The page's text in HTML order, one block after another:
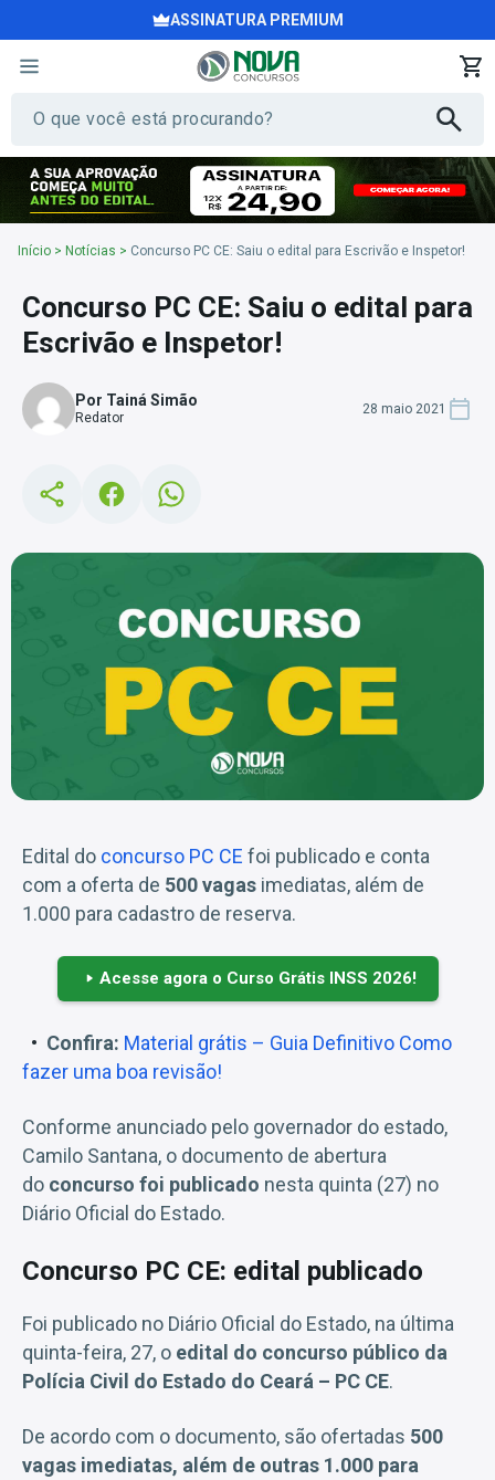
ASSINATURA PREMIUM
Início > Notícias > Concurso PC CE: Saiu o edital para Escrivão e Inspetor!
Concurso PC CE: Saiu o edital para
Escrivão e Inspetor!
Por Tainá Simão
Redator
28 maio 2021
Edital do concurso PC CE foi publicado e conta
com a oferta de 500 vagas imediatas, além de
1.000 para cadastro de reserva.
Acesse agora o Curso Grátis INSS 2026!
Confira: Material grátis – Guia Definitivo Como
fazer uma boa revisão!
Conforme anunciado pelo governador do estado,
Camilo Santana, o documento de abertura
do concurso foi publicado nesta quinta (27) no
Diário Oficial do Estado.
Concurso PC CE: edital publicado
Foi publicado no Diário Oficial do Estado, na última
quinta-feira, 27, o edital do concurso público da
Polícia Civil do Estado do Ceará – PC CE.
De acordo com o documento, são ofertadas 500
vagas imediatas, além de outras 1.000 para